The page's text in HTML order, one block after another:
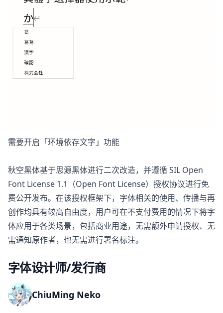
需要开启「环境依存文字」功能
秋空黑体基于思源黑体进行二次改造，并遵循 SIL Open
Font License 1.1（Open Font License）授权协议进行免
费公开发布。在该授权框架下，字体相关的使用、传播与再
创作均具有较高自由度，用户可在不支付费用的情况下将字
体应用于各类场景，包括商业用途，无需额外申请授权、无
需通知原作者，也无需进行署名标注。
字体设计师/发行商
ChiuMing Neko